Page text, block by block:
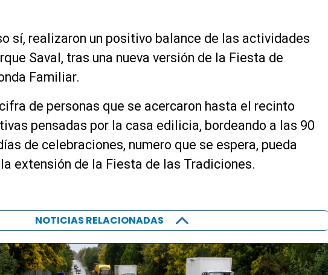
sí, realizaron un positivo balance de las actividades
Saval, tras una nueva versión de la Fiesta de
Familiar.
de personas que se acercaron hasta el recinto
pensadas por la casa edilicia, bordeando a las 90
de celebraciones, numero que se espera, pueda
extensión de la Fiesta de las Tradiciones.
NOTICIAS RELACIONADAS